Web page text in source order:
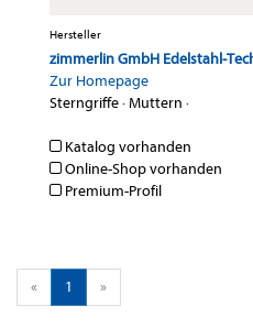
Hersteller
zimmerlin GmbH Edelstahl-
Zur Homepage
Sterngriffe·Muttern ·
Katalog vorhanden
Online-Shop vorhanden
Premium-Profil
« 1 »